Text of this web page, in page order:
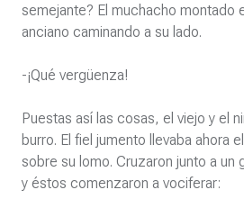
semejante? El muchacho montado
anciano caminando a su lado.
-¡Qué vergüenza!
Puestas así las cosas, el viejo y el
burro. El fiel jumento llevaba ahora
sobre su lomo. Cruzaron junto a un
y éstos comenzaron a vociferar: